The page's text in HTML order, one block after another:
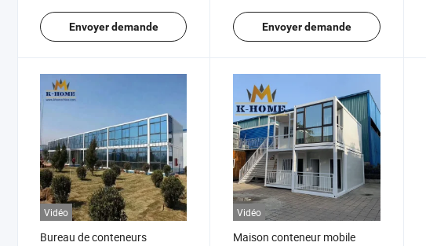
Envoyer demande Envoyer demande
Vidéo
Bureau de conteneurs
Vidéo
Maison conteneur mobile